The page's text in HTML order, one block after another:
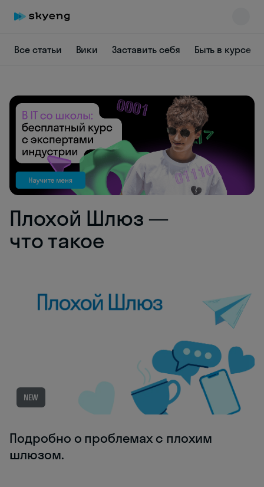
Все статьи Вики Заставить себя Быть в курсе
Плохой Шлюз —
что такое
NEW
Подробно о проблемах с плохим
шлюзом.
Skyeng Chat
online